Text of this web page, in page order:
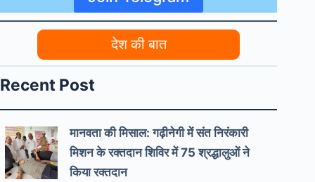
देश की बात
Recent Post
मानवता की मिसाल: गढ़ीनेगी में संत निरंकारी
मिशन के रक्तदान शिविर में 75 श्रद्धालुओं ने
किया रक्तदान